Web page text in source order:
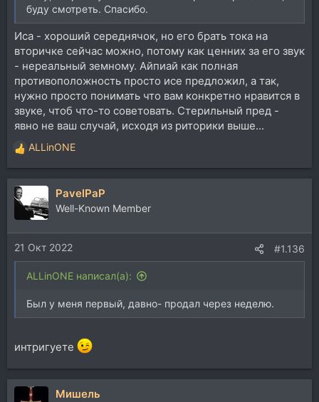
буду смотреть. Спасибо.
Иса - хороший середнячок, но его брать тока на
вторичке сейчас можно, потому как ценних за его звук
- нереальный земному. Айпиай как полная
противоположность просто исе предложил, а так,
нужно просто понимать что вам конкретно нравится в
звуке, чтоб что-то советовать. Стерильный пред -
явно не ваш случай, исходя из риторики выше...
Р
е
а
к
ц
и
и
:
ALLinONE
PavelPaP
Well-Known Member
21 Окт 2022 #1.136
ALLinONE написал(а):
Был у меня первый, давно- продал через неделю.
интригуете
Мишель